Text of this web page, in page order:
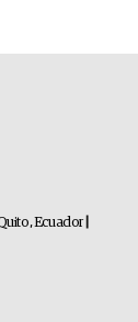
Ecuador